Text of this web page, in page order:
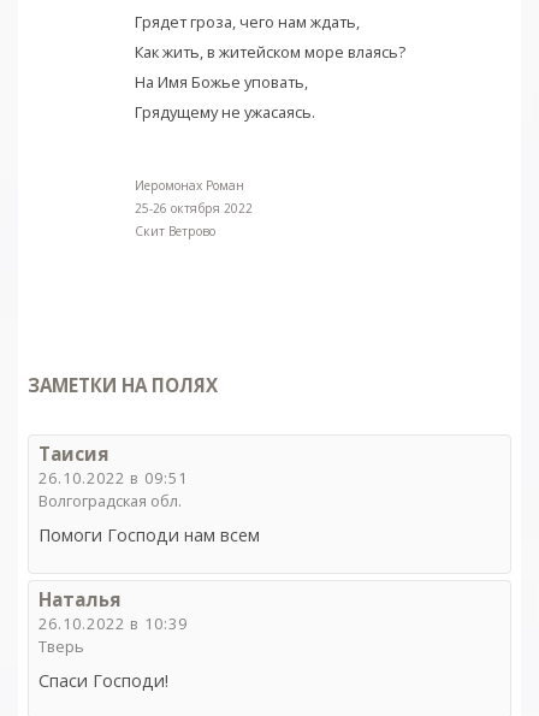
Грядет гроза, чего нам ждать,
Как жить, в житейском море влаясь?
На Имя Божье уповать,
Грядущему не ужасаясь.
Иеромонах Роман
25-26 октября 2022
Скит Ветрово
ЗАМЕТКИ НА ПОЛЯХ
Таисия
26.10.2022 в 09:51
Волгоградская обл.
Помоги Господи нам всем
Наталья
26.10.2022 в 10:39
Тверь
Спаси Господи!